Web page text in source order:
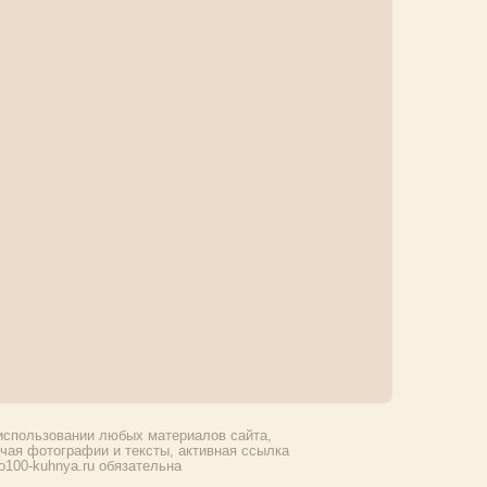
любых материалов сайта,
фотографии и тексты, активная ссылка
kuhnya.ru обязательна